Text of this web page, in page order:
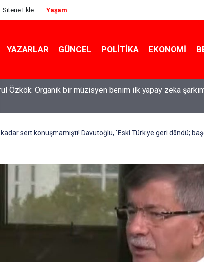
Sitene Ekle Yaşam
YAZARLAR GÜNCEL POLITIKA EKONOMI
ortaya serildi... ROK itirafçı mı oldu? Fatih
sert konuşmamıştı! Davutoğlu, "Eski Türkiye geri döndü;